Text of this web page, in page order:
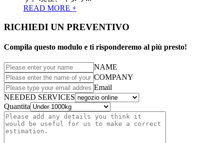
READ MORE +
RICHIEDI UN PREVENTIVO
Compila questo modulo e ti risponderemo al più presto!
NAME
COMPANY
Email
NEEDED SERVICES
Quantita